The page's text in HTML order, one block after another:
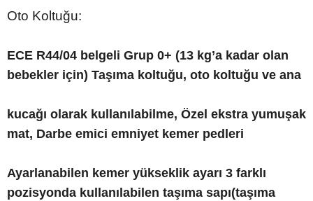
Oto Koltuğu:
ECE R44/04 belgeli Grup 0+ (13 kg’a kadar olan
bebekler için) Taşıma koltuğu, oto koltuğu ve ana
kucağı olarak kullanılabilme, Özel ekstra yumuşak
mat, Darbe emici emniyet kemer pedleri
Ayarlanabilen kemer yükseklik ayarı 3 farklı
pozisyonda kullanılabilen taşıma sapı(taşıma